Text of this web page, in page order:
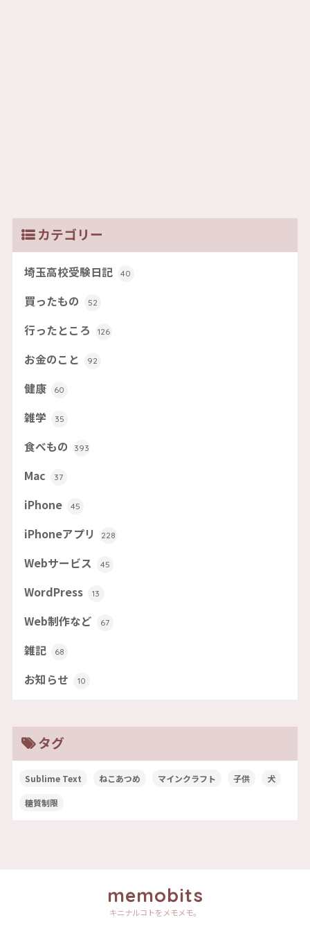
カテゴリー
埼玉高校受験日記 40
買ったもの 52
行ったところ 126
お金のこと 92
健康 60
雑学 35
食べもの 393
Mac 37
iPhone 45
iPhoneアプリ 228
Webサービス 45
WordPress 13
Web制作など 67
雑記 68
お知らせ 10
タグ
Sublime Text ねこあつめ マインクラフト 子供 犬
糖質制限
memobits
キニナルコトをメモメモ。